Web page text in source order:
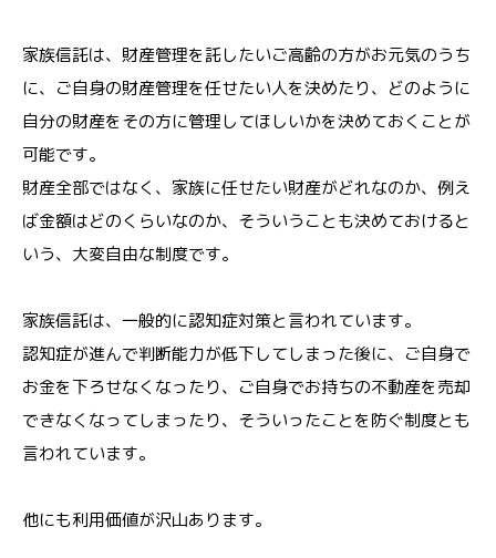
家族信託は、財産管理を託したいご高齢の方がお元気のうち
に、ご自身の財産管理を任せたい人を決めたり、どのように
自分の財産をその方に管理してほしいかを決めておくことが
可能です。
財産全部ではなく、家族に任せたい財産がどれなのか、例え
ば金額はどのくらいなのか、そういうことも決めておけると
いう、大変自由な制度です。
家族信託は、一般的に認知症対策と言われています。
認知症が進んで判断能力が低下してしまった後に、ご自身で
お金を下ろせなくなったり、ご自身でお持ちの不動産を売却
できなくなってしまったり、そういったことを防ぐ制度とも
言われています。
他にも利用価値が沢山あります。